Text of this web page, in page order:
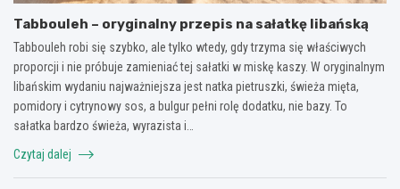
Tabbouleh – oryginalny przepis na sałatkę libańską
Tabbouleh robi się szybko, ale tylko wtedy, gdy trzyma się właściwych
proporcji i nie próbuje zamieniać tej sałatki w miskę kaszy. W oryginalnym
libańskim wydaniu najważniejsza jest natka pietruszki, świeża mięta,
pomidory i cytrynowy sos, a bulgur pełni rolę dodatku, nie bazy. To
sałatka bardzo świeża, wyrazista i…
Czytaj dalej